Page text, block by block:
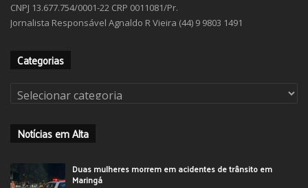
CNPJ 13.677.754/0001-22 CRP 0011081/Pr.
Jornalista Responsável Agnaldo R Vieira (44) 9 9803 1491
Categorias
Categorias
Notícias em Alta
Duas mulheres morrem em acidentes de trânsito em
Maringá